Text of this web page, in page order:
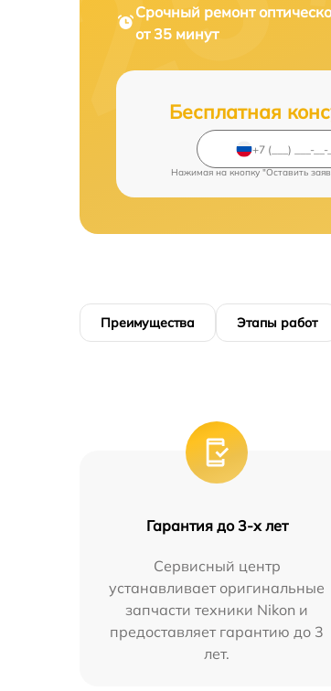
Срочный ремонт
от 35 минут
Бесплатная
Нажимая на кнопку "Оставить
Преимущества Этапы работ
Гарантия до 3-х лет
Сервисный центр
устанавливает оригинальные
запчасти техники Nikon и
предоставляет гарантию до 3
лет.